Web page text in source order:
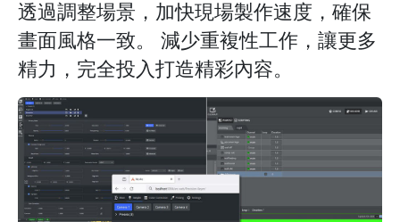
透過調整場景，加快現場製作速度，確保
畫面風格一致。 減少重複性工作，讓更多
精力，完全投入打造精彩內容。